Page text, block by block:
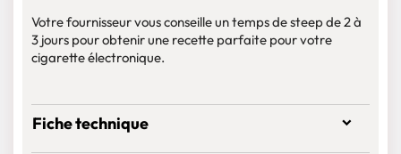
Votre fournisseur vous conseille un temps de steep de 2 à
3 jours pour obtenir une recette parfaite pour votre
cigarette électronique.
Fiche technique